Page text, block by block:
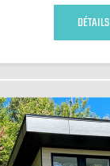
DÉTAILS